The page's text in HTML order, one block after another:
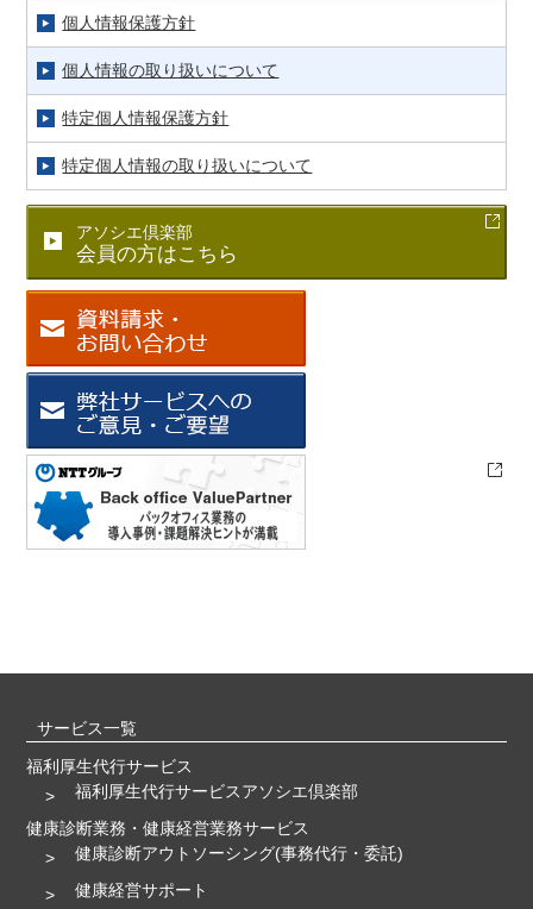
個人情報保護方針
個人情報の取り扱いについて
特定個人情報保護方針
特定個人情報の取り扱いについて
アソシエ倶楽部
会員の方はこちら
サービス一覧
福利厚生代行サービス
福利厚生代行サービスアソシエ倶楽部
健康診断業務・健康経営業務サービス
健康診断アウトソーシング(事務代行・委託)
健康経営サポート